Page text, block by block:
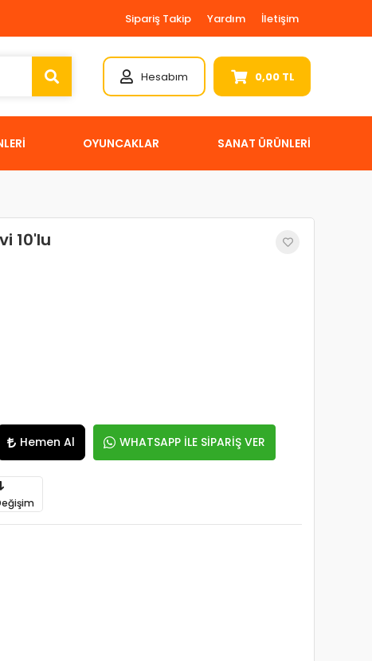
Sipariş Takip Yardım İletişim
Hesabım 0,00 TL
OYUNCAKLAR SANAT ÜRÜNLERİ
10'lu
Hemen Al WHATSAPP İLE SİPARİŞ VER